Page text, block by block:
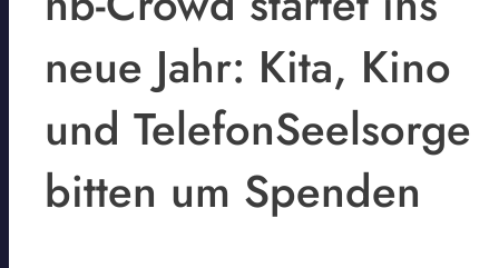
neue Jahr: Kita, Kino
und TelefonSeelsorge
bitten um Spenden